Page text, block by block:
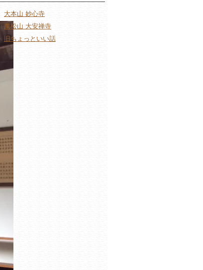
大本山 妙心寺
萬松山 大安禅寺
旧ちょっといい話